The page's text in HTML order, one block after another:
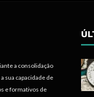
a consolidação
sua capacidade de
e formativos de